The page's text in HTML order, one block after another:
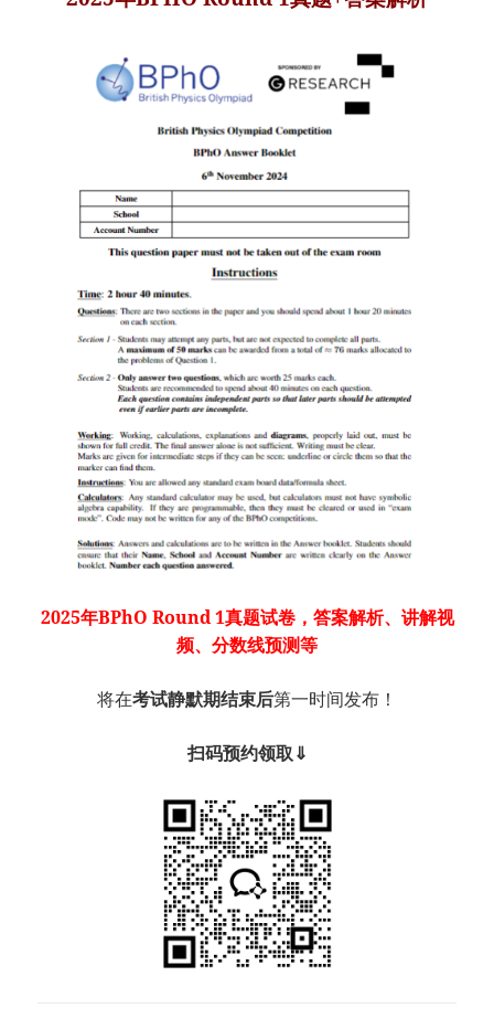
2025年BPhO Round 1真题试卷，答案解析、讲解视
频、分数线预测等
将在考试静默期结束后第一时间发布！
扫码预约领取⇓